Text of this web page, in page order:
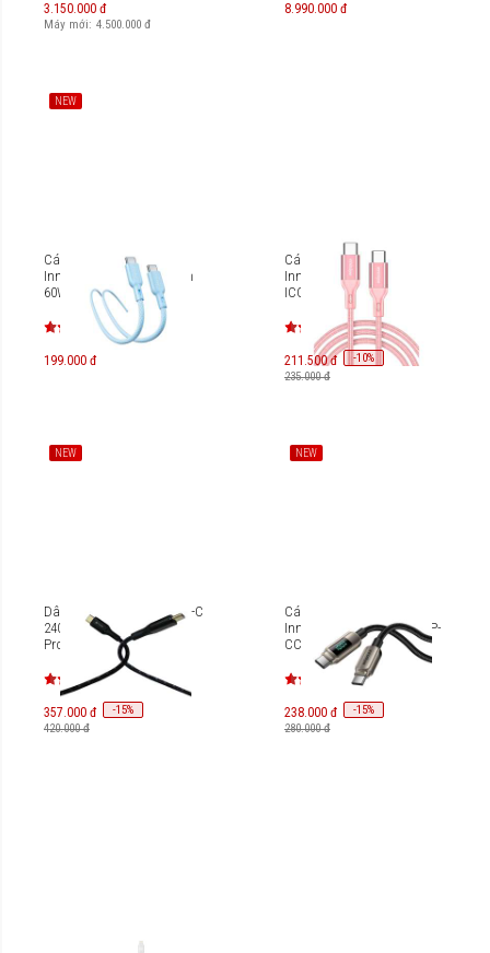
3.150.000 đ
Máy mới: 4.500.000 đ
8.990.000 đ
NEW
Cáp USB-C to USB-C
Innostyle Powernova 1.5m
60W ICC150
199.000 đ
Cáp USB-C to USB-C 60W
Innostyle Powerflex 1.5m
ICC150AL
211.500 đ -10%
235.000 đ
NEW
Dây cáp sạc USB-C to USB-C
240W Mazer InfiniteLINK 3
Pro (1.25m) M-PL3Pro-
357.000 đ -15%
420.000 đ
NEW
Cáp sạc USB-C to USB-C
Innostyle DigiPower 1m DP-
CC1001TG
238.000 đ -15%
280.000 đ